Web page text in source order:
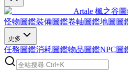
Artale 楓之谷
怪物圖鑑裝備圖鑑卷軸圖鑑地圖圖
更多
任務圖鑑消耗圖鑑物品圖鑑NPC圖